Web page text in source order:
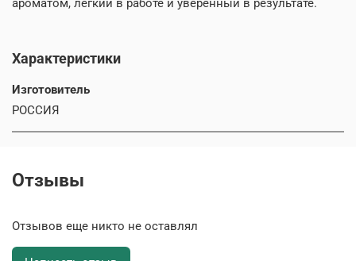
ароматом, легкий в работе и уверенный в результате.
Характеристики
Изготовитель
РОССИЯ
Отзывы
Отзывов еще никто не оставлял